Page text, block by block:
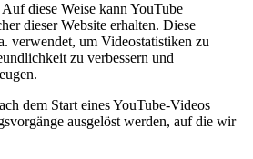
diese Weise kann YouTube
dieser Website erhalten. Diese
verwendet, um Videostatistiken zu
zu verbessern und
dem Start eines YouTube-Videos
ausgelöst werden, auf die wir